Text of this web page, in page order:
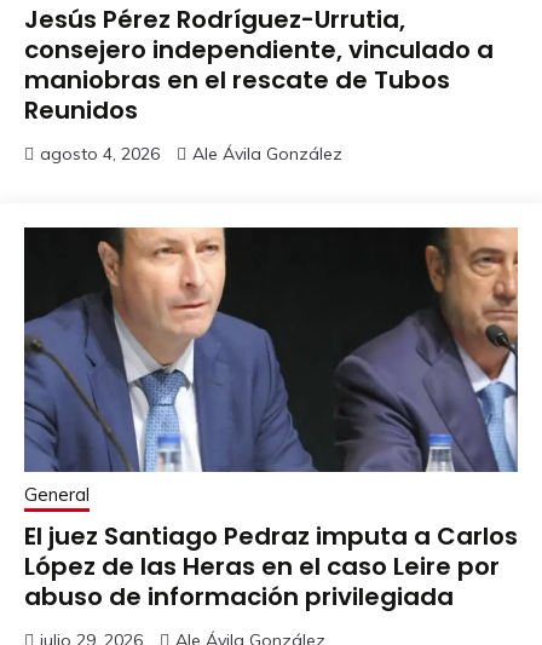
Jesús Pérez Rodríguez-Urrutia,
consejero independiente, vinculado a
maniobras en el rescate de Tubos
Reunidos
agosto 4, 2026 Ale Ávila González
General
El juez Santiago Pedraz imputa a Carlos
López de las Heras en el caso Leire por
abuso de información privilegiada
julio 29, 2026 Ale Ávila González